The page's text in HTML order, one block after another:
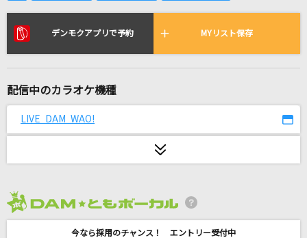
リアルタイムで歌われている曲の一覧
over
[生音]水平線
デンモクアプリで予約 MYリスト保存
配信中のカラオケ機種
LIVE DAM WAO!
今なら採用のチャンス！ エントリー受付中